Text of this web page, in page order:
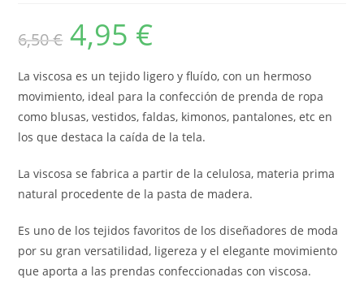
6,50€
El
precio
original
6,50 €.
4,95 €
4,95 €.
La viscosa es un tejido ligero y fluído, con un hermoso
movimiento, ideal para la confección de prenda de ropa
como blusas, vestidos, faldas, kimonos, pantalones, etc en
los que destaca la caída de la tela.
La viscosa se fabrica a partir de la celulosa, materia prima
natural procedente de la pasta de madera.
Es uno de los tejidos favoritos de los diseñadores de moda
por su gran versatilidad, ligereza y el elegante movimiento
que aporta a las prendas confeccionadas con viscosa.